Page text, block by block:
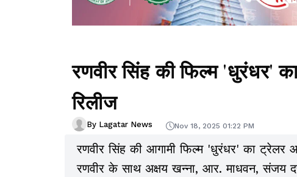
रणवीर सिंह की फिल्म 'धुरंधर'
रिलीज
By Lagatar News Nov 18, 2025 01:22 PM
रणवीर सिंह की आगामी फिल्म 'धुरंधर' का ट्रेलर
रणवीर के साथ अक्षय खन्ना, आर. माधवन, संजय